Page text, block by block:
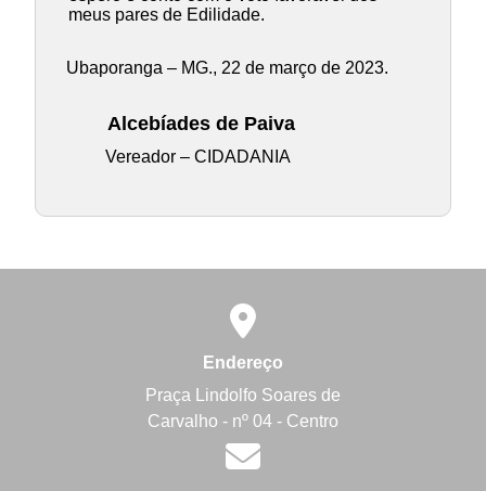
meus pares de Edilidade.
Ubaporanga – MG., 22 de março de 2023.
Alcebíades de Paiva
Vereador – CIDADANIA
Endereço
Praça Lindolfo Soares de
Carvalho - nº 04 - Centro